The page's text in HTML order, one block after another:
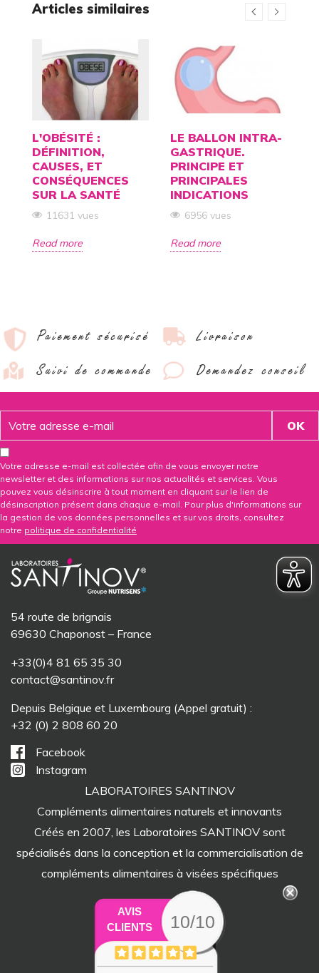
Articles similaires
L'OBÉSITÉ :
DÉFINITION,
CAUSES, ET
CONSÉQUENCES
SUR LA SANTÉ
11631 vues
Read more
LE BALLON INTRA-
GASTRIQUE.
PRINCIPE ET
PRINCIPALES
INDICATIONS
6956 vues
Read more
Paiement sécurisé
Livraison
Suivi de commande
Demandez conseil
Votre adresse e-mail est collectée afin de vous envoyer notre
newsletter et des informations sur nos actualités et services. Vous
pouvez vous désinscrire à tout moment en cliquant sur le lien de
désinscription présent dans chaque e-mail. Pour plus d'informations sur
la gestion de vos données personnelles et sur vos droits, consultez
notre politique de confidentialité
54 route de brignais
69630 Chaponost – France
+33(0)4 81 65 35 30
contact@santinov.fr
Depuis Belgique et Luxembourg (Appel gratuit) :
+32 (0) 2 808 60 20
Facebook
Instagram
LABORATOIRES SANTINOV
Compléments alimentaires naturels et innovants
Créés en 2007, les Laboratoires SANTINOV sont
spécialisés dans la conception et la commercialisation de
compléments alimentaires à visées spécifiques
AVIS
CLIENTS
10/10